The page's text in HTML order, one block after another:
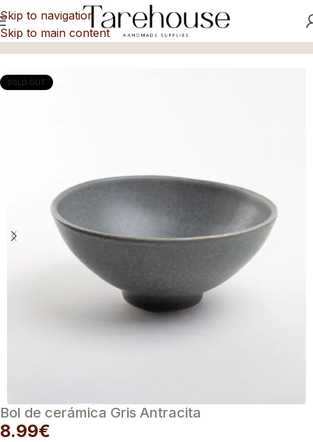
Skip to navigation
Skip to main content
Inicio /Bol
SOLD OUT
Bol de cerámica Gris Antracita
8.99€